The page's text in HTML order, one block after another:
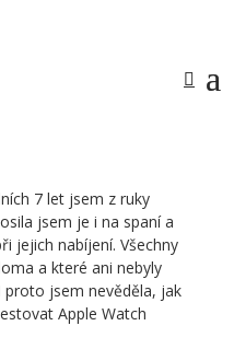
7 let jsem z ruky
jsem je i na spaní a
jejich nabíjení. Všechny
a které ani nebyly
proto jsem nevěděla, jak
Apple Watch